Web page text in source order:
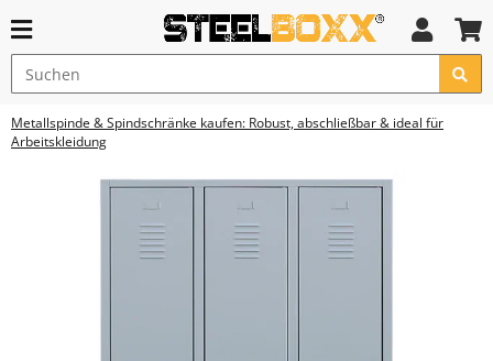
Metallspinde & Spindschränke kaufen: Robust, abschließbar & ideal für
Arbeitskleidung